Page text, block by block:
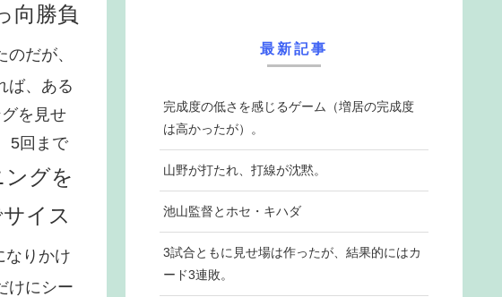
向勝負
だが、
ば、ある
を見せ
5回まで
ングを
イス
なりかけ
けにシー
最新記事
完成度の低さを感じるゲーム（増居の完成度
は高かったが）。
山野が打たれ、打線が沈黙。
池山監督とホセ・キハダ
3試合ともに見せ場は作ったが、結果的にはカ
ード3連敗。